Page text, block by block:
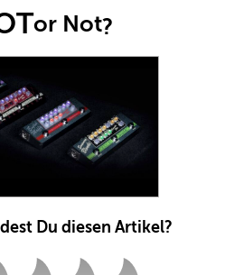
or Not?
Du diesen Artikel?